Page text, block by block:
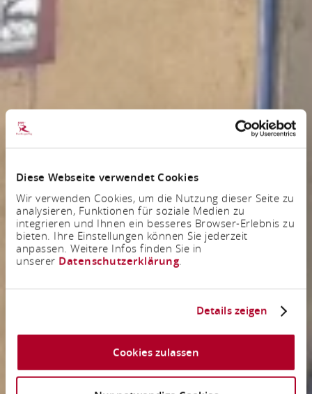
Diese Webseite verwendet Cookies
Wir verwenden Cookies, um die Nutzung dieser Seite zu
analysieren, Funktionen für soziale Medien zu
integrieren und Ihnen ein besseres Browser-Erlebnis zu
bieten. Ihre Einstellungen können Sie jederzeit
anpassen. Weitere Infos finden Sie in
unserer Datenschutzerklärung.
Details zeigen
Cookies zulassen